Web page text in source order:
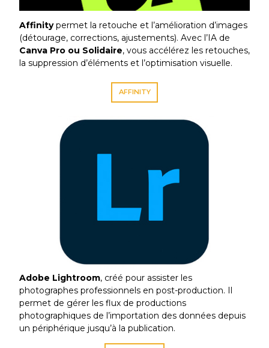
Affinitypermet la retouche et l’amélioration d’images
(détourage, corrections, ajustements). Avec l’IA de
Canva Pro ou Solidaire, vous accélérez les retouches,
la suppression d’éléments et l’optimisation visuelle.
AFFINITY
Adobe Lightroom, créé pour assister les
photographes professionnels en post-production. Il
permet de gérer les flux de productions
photographiques de l’importation des données depuis
un périphérique jusqu’à la publication.